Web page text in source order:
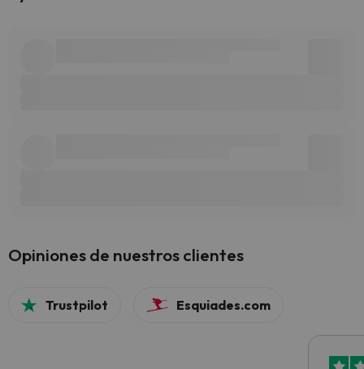
Opiniones de nuestros clientes
Trustpilot Esquiades.com